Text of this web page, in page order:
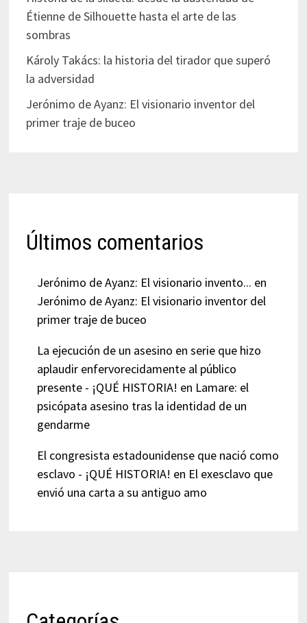
Étienne de Silhouette hasta el arte de las
sombras
Károly Takács: la historia del tirador que superó
la adversidad
Jerónimo de Ayanz: El visionario inventor del
primer traje de buceo
Últimos comentarios
Jerónimo de Ayanz: El visionario invento... en
Jerónimo de Ayanz: El visionario inventor del
primer traje de buceo
La ejecución de un asesino en serie que hizo
aplaudir enfervorecidamente al público
presente - ¡QUÉ HISTORIA! en Lamare: el
psicópata asesino tras la identidad de un
gendarme
El congresista estadounidense que nació como
esclavo - ¡QUÉ HISTORIA! en El exesclavo que
envió una carta a su antiguo amo